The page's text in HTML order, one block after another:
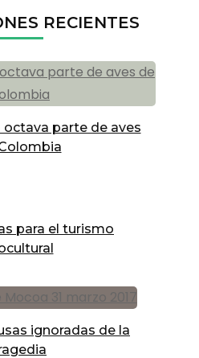
RECIENTES
parte de aves
para el turismo
ignoradas de la